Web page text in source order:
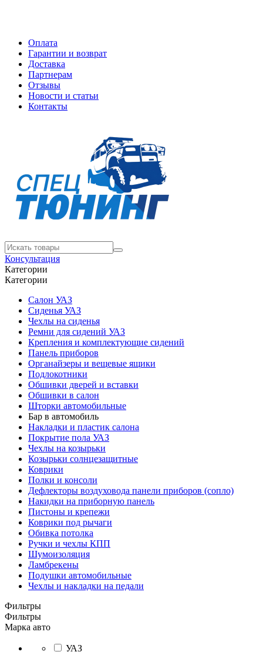
Оплата
Гарантии и возврат
Доставка
Партнерам
Отзывы
Новости и статьи
Контакты
Консультация
Категории
Категории
Салон УАЗ
Сиденья УАЗ
Чехлы на сиденья
Ремни для сидений УАЗ
Крепления и комплектующие сидений
Панель приборов
Органайзеры и вещевые ящики
Подлокотники
Обшивки дверей и вставки
Обшивки в салон
Шторки автомобильные
Бар в автомобиль
Накладки и пластик салона
Покрытие пола УАЗ
Чехлы на козырьки
Козырьки солнцезащитные
Коврики
Полки и консоли
Дефлекторы воздуховода панели приборов (сопло)
Накидки на приборную панель
Пистоны и крепежи
Коврики под рычаги
Обивка потолка
Ручки и чехлы КПП
Шумоизоляция
Ламбрекены
Подушки автомобильные
Чехлы и накладки на педали
Фильтры
Фильтры
Марка авто
УАЗ